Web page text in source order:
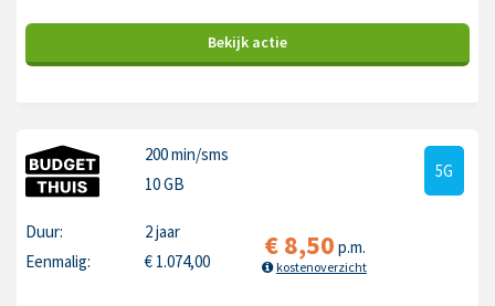
Bekijk actie
200 min/sms
10 GB
5G
Duur:
2 jaar
Eenmalig:
€ 1.074,00 €8,50 p.m.
kostenoverzicht